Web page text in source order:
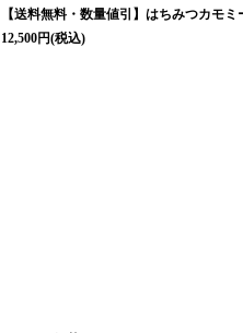
【送料無料・数量値引】はちみつカモ
12,500円(税込)